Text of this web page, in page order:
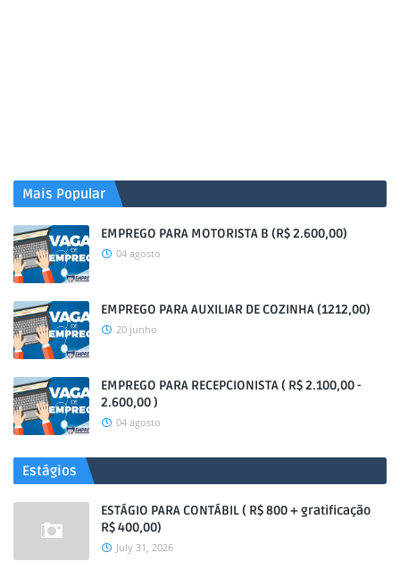
Mais Popular
EMPREGO PARA MOTORISTA B (R$ 2.600,00)
04 agosto
EMPREGO PARA AUXILIAR DE COZINHA (1212,00)
20 junho
EMPREGO PARA RECEPCIONISTA ( R$ 2.100,00 -
2.600,00 )
04 agosto
Estágios
ESTÁGIO PARA CONTÁBIL ( R$ 800 + gratificação
R$ 400,00)
July 31, 2026